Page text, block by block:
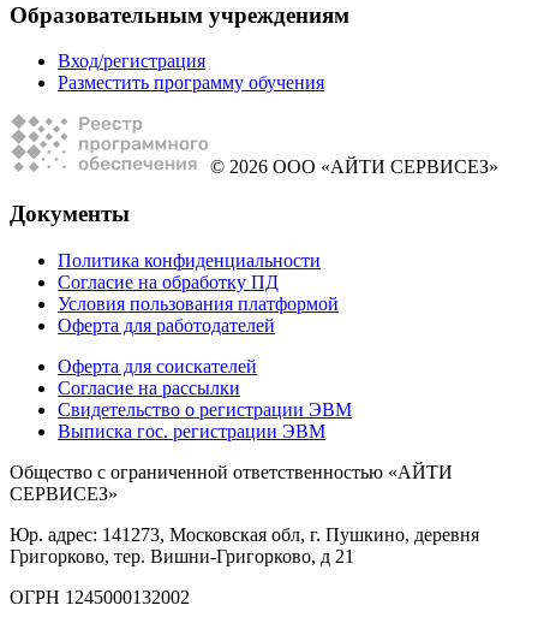
Образовательным учреждениям
Вход/регистрация
Разместить программу обучения
© 2026 ООО «АЙТИ СЕРВИСЕЗ»
Документы
Политика конфиденциальности
Согласие на обработку ПД
Условия пользования платформой
Оферта для работодателей
Оферта для соискателей
Согласие на рассылки
Свидетельство о регистрации ЭВМ
Выписка гос. регистрации ЭВМ
Общество с ограниченной ответственностью «АЙТИ
СЕРВИСЕЗ»
Юр. адрес: 141273, Московская обл, г. Пушкино, деревня
Григорково, тер. Вишни-Григорково, д 21
ОГРН 1245000132002